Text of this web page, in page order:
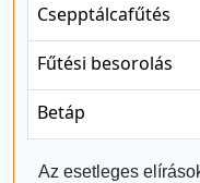
Csepptálcafűtés
Fűtési besorolás
Betáp
Az esetleges